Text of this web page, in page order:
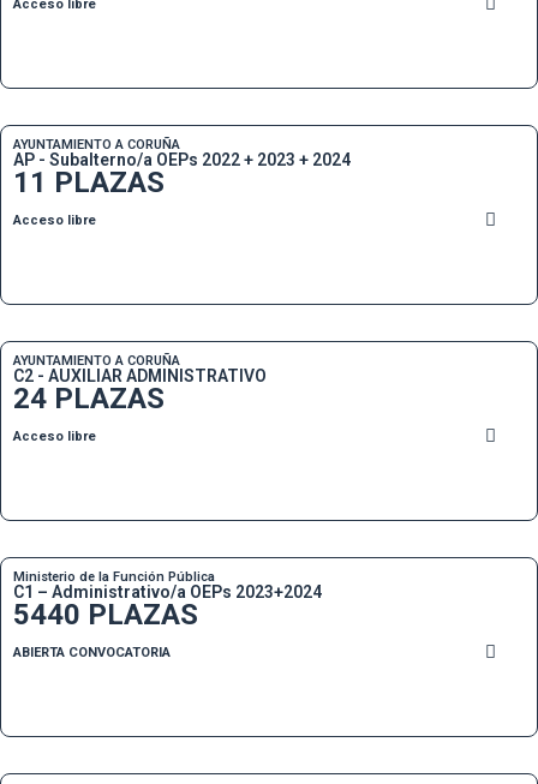
Acceso libre
AYUNTAMIENTO A CORUÑA
AP - Subalterno/a OEPs 2022 + 2023 + 2024
11 PLAZAS
Acceso libre
AYUNTAMIENTO A CORUÑA
C2 - AUXILIAR ADMINISTRATIVO
24 PLAZAS
Acceso libre
Ministerio de la Función Pública
C1 – Administrativo/a OEPs 2023+2024
5440 PLAZAS
ABIERTA CONVOCATORIA